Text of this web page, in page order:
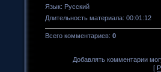
Язык: Русский
Длительность материала: 00:01:12
Всего комментариев: 0
Добавлять комментарии
[